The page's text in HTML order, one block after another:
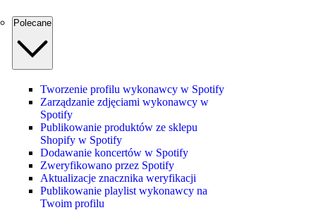
Polecane
Tworzenie profilu wykonawcy w Spotify
Zarządzanie zdjęciami wykonawcy w
Spotify
Publikowanie produktów ze sklepu
Shopify w Spotify
Dodawanie koncertów w Spotify
Zweryfikowano przez Spotify
Aktualizacje znacznika weryfikacji
Publikowanie playlist wykonawcy na
Twoim profilu